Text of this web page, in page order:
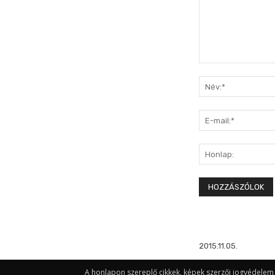
2015.11.05.
A honlapon szereplő cikkek, képek szerzői